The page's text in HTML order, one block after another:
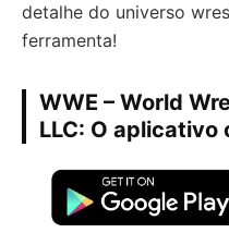
detalhe do universo
ferramenta!
WWE – World
LLC: O